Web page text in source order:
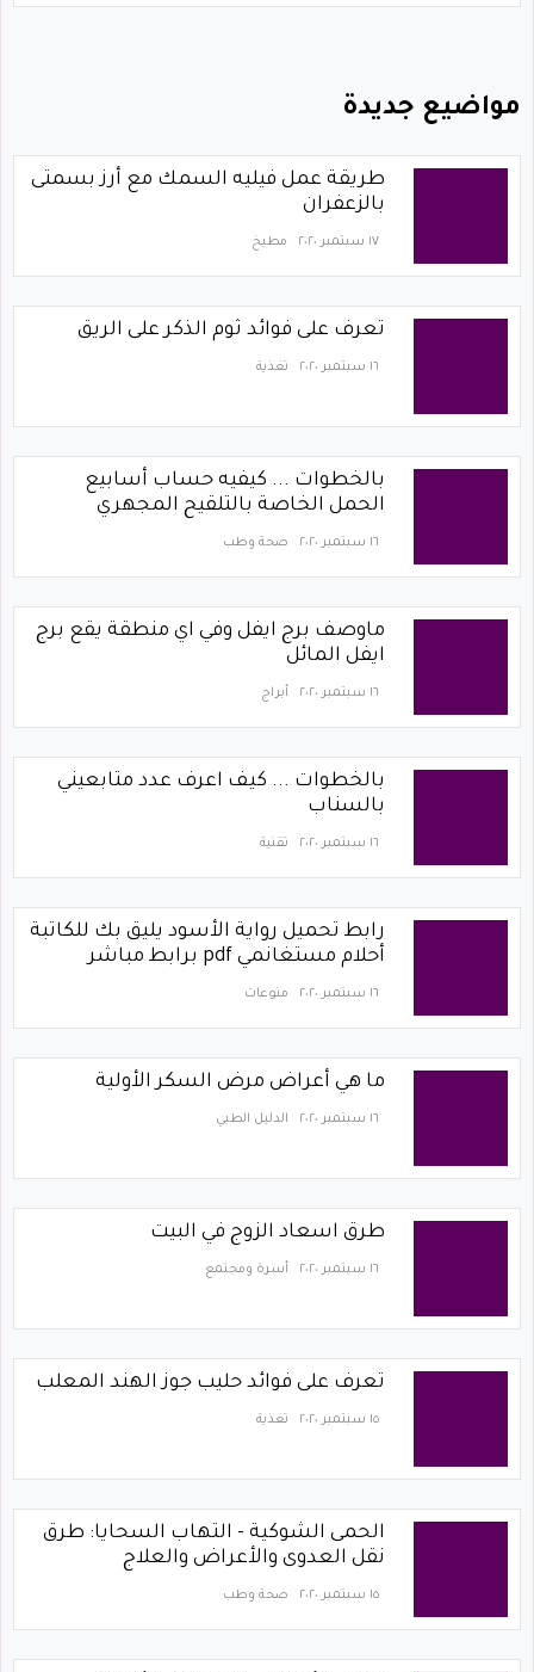
مواضيع جديدة
طريقة عمل فيليه السمك مع أرز بسمتى
بالزعفران
١٧ سبتمبر ٢٠٢٠ مطبخ
تعرف على فوائد ثوم الذكر على الريق
١٦ سبتمبر ٢٠٢٠ تغذية
بالخطوات ... كيفيه حساب أسابيع
الحمل الخاصة بالتلقيح المجهري
١٦ سبتمبر ٢٠٢٠ صحة وطب
ماوصف برج ايفل وفي اي منطقة يقع برج
ايفل المائل
١٦ سبتمبر ٢٠٢٠ أبراج
بالخطوات ... كيف اعرف عدد متابعيني
بالسناب
١٦ سبتمبر ٢٠٢٠ تقنية
رابط تحميل رواية الأسود يليق بك للكاتبة
أحلام مستغانمي pdf برابط مباشر
١٦ سبتمبر ٢٠٢٠ منوعات
ما هي أعراض مرض السكر الأولية
١٦ سبتمبر ٢٠٢٠ الدليل الطبي
طرق اسعاد الزوج في البيت
١٦ سبتمبر ٢٠٢٠ أسرة ومجتمع
تعرف على فوائد حليب جوز الهند المعلب
١٥ سبتمبر ٢٠٢٠ تغذية
الحمى الشوكية - التهاب السحايا: طرق
نقل العدوى والأعراض والعلاج
١٥ سبتمبر ٢٠٢٠ صحة وطب